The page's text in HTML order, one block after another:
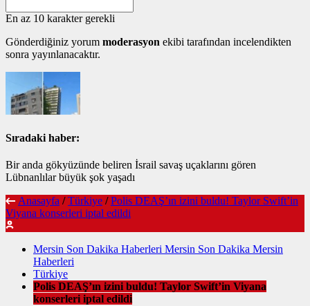
En az 10 karakter gerekli
Gönderdiğiniz yorum moderasyon ekibi tarafından incelendikten
sonra yayınlanacaktır.
Sıradaki haber:
Bir anda gökyüzünde beliren İsrail savaş uçaklarını gören
Lübnanlılar büyük şok yaşadı
Anasayfa / Türkiye / Polis DEAŞ’ın izini buldu! Taylor Swift’in
Viyana konserleri iptal edildi
Mersin Son Dakika Haberleri Mersin Son Dakika Mersin
Haberleri
Türkiye
Polis DEAŞ’ın izini buldu! Taylor Swift’in Viyana
konserleri iptal edildi